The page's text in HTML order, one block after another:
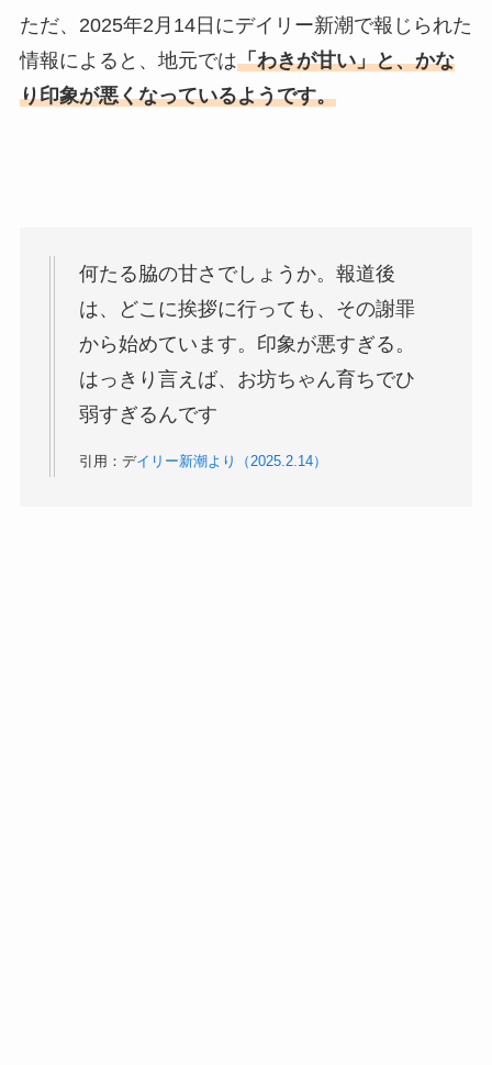
ただ、2025年2月14日にデイリー新潮で報じられた
情報によると、地元では「わきが甘い」と、かな
り印象が悪くなっているようです。
何たる脇の甘さでしょうか。報道後
は、どこに挨拶に行っても、その謝罪
から始めています。印象が悪すぎる。
はっきり言えば、お坊ちゃん育ちでひ
弱すぎるんです
引用：デイリー新潮より（2025.2.14）